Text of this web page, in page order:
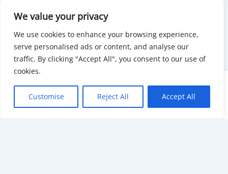
We value your privacy
We use cookies to enhance your browsing experience,
serve personalised ads or content, and analyse our
traffic. By clicking "Accept All", you consent to our use of
cookies.
Customise Reject All Accept All
Copyright © 2026 KnowMyGovt. All rights reserved.